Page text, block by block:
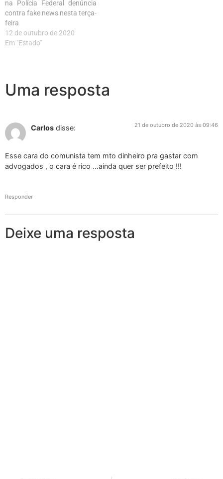
na Polícia Federal denúncia
contra fake news nesta terça-
feira
12 de outubro de 2020
Em "Estado"
Uma resposta
Carlos disse: 21 de outubro de 2020 às 09:46
Esse cara do comunista tem mto dinheiro pra gastar com
advogados , o cara é rico …ainda quer ser prefeito !!!
Responder
Deixe uma resposta